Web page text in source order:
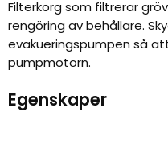
Filterkorg som filtrerar
rengöring av behållare.
evakueringspumpen så
pumpmotorn.
Egenskaper